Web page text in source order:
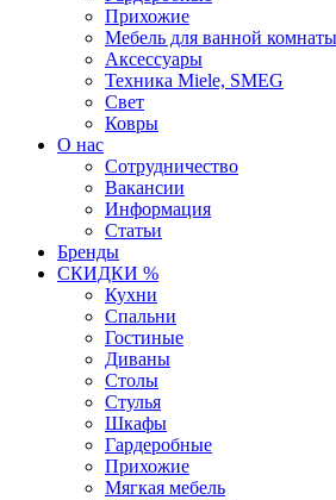
Прихожие
Мебель для ванной комнаты
Аксессуары
Техника Miele, SMEG
Свет
Ковры
О нас
Сотрудничество
Вакансии
Информация
Статьи
Бренды
СКИДКИ %
Кухни
Спальни
Гостиные
Диваны
Столы
Стулья
Шкафы
Гардеробные
Прихожие
Мягкая мебель